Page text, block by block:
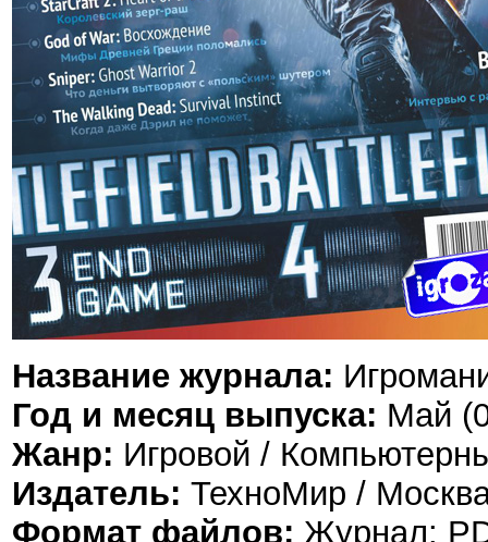
Название журнала:
Год и месяц выпуска: Май
Жанр: Игровой /
Издатель: ТехноМир /
Формат файлов: Журнал: